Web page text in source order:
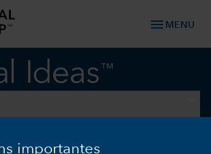
importantes
menu MENU